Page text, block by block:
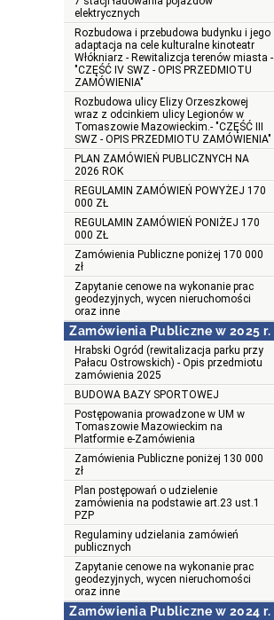
elektrycznych
Rozbudowa i przebudowa budynku i jego
adaptacja na cele kulturalne kinoteatr
Włókniarz - Rewitalizcja terenów miasta -
"CZĘŚĆ IV SWZ - OPIS PRZEDMIOTU
ZAMÓWIENIA"
Rozbudowa ulicy Elizy Orzeszkowej
wraz z odcinkiem ulicy Legionów w
Tomaszowie Mazowieckim.- "CZĘŚĆ III
SWZ - OPIS PRZEDMIOTU ZAMÓWIENIA"
PLAN ZAMÓWIEŃ PUBLICZNYCH NA
2026 ROK
REGULAMIN ZAMÓWIEŃ POWYŻEJ 170
000 ZŁ
REGULAMIN ZAMÓWIEŃ PONIŻEJ 170
000 ZŁ
Zamówienia Publiczne poniżej 170 000
zł
Zapytanie cenowe na wykonanie prac
geodezyjnych, wycen nieruchomości
oraz inne
Zamówienia Publiczne w 2025 r.
Hrabski Ogród (rewitalizacja parku przy
Pałacu Ostrowskich) - Opis przedmiotu
zamówienia 2025
BUDOWA BAZY SPORTOWEJ
Postępowania prowadzone w UM w
Tomaszowie Mazowieckim na
Platformie e-Zamówienia
Zamówienia Publiczne poniżej 130 000
zł
Plan postępowań o udzielenie
zamówienia na podstawie art.23 ust.1
PZP
Regulaminy udzielania zamówień
publicznych
Zapytanie cenowe na wykonanie prac
geodezyjnych, wycen nieruchomości
oraz inne
Zamówienia Publiczne w 2024 r.